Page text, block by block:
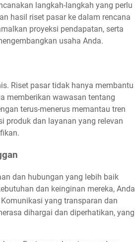
langkah-langkah yang perlu
hasil riset pasar ke dalam rencana
proyeksi pendapatan, serta
usaha Anda.
Riset pasar tidak hanya membantu
memberikan wawasan tentang
terus-menerus memantau tren
produk dan layanan yang relevan
dan hubungan yang lebih baik
dan keinginan mereka, Anda
yang transparan dan
dihargai dan diperhatikan, yang